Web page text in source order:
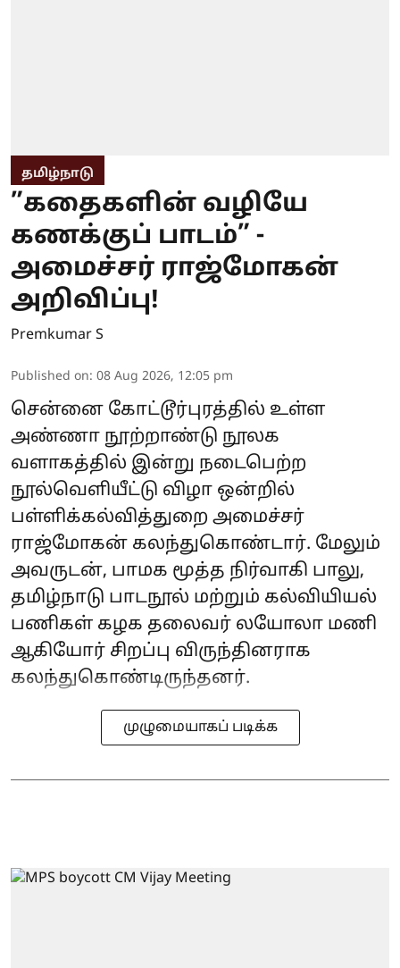
தமிழ்நாடு
”கதைகளின் வழியே
கணக்குப் பாடம்” -
அமைச்சர் ராஜ்மோகன்
அறிவிப்பு!
Premkumar S
Published on: 08 Aug 2026, 12:05 pm
சென்னை கோட்டூர்புரத்தில் உள்ள
அண்ணா நூற்றாண்டு நூலக
வளாகத்தில் இன்று நடைபெற்ற
நூல்வெளியீட்டு விழா ஒன்றில்
பள்ளிக்கல்வித்துறை அமைச்சர்
ராஜ்மோகன் கலந்துகொண்டார். மேலும்
அவருடன், பாமக மூத்த நிர்வாகி பாலு,
தமிழ்நாடு பாடநூல் மற்றும் கல்வியியல்
பணிகள் கழக தலைவர் லயோலா மணி
ஆகியோர் சிறப்பு விருந்தினராக
கலந்துகொண்டிருந்தனர்.
முழுமையாகப் படிக்க